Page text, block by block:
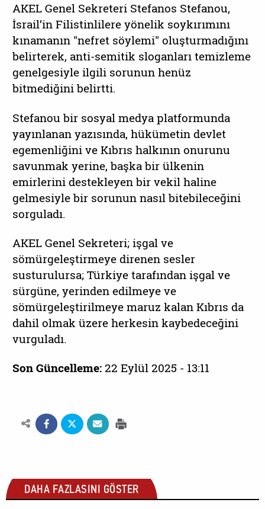
AKEL Genel Sekreteri Stefanos Stefanou,
İsrail’in Filistinlilere yönelik soykırımını
kınamanın "nefret söylemi" oluşturmadığını
belirterek, anti-semitik sloganları temizleme
genelgesiyle ilgili sorunun henüz
bitmediğini belirtti.
Stefanou bir sosyal medya platformunda
yayınlanan yazısında, hükümetin devlet
egemenliğini ve Kıbrıs halkının onurunu
savunmak yerine, başka bir ülkenin
emirlerini destekleyen bir vekil haline
gelmesiyle bir sorunun nasıl bitebileceğini
sorguladı.
AKEL Genel Sekreteri; işgal ve
sömürgeleştirmeye direnen sesler
susturulursa; Türkiye tarafından işgal ve
sürgüne, yerinden edilmeye ve
sömürgeleştirilmeye maruz kalan Kıbrıs da
dahil olmak üzere herkesin kaybedeceğini
vurguladı.
Son Güncelleme:22 Eylül 2025 - 13:11
DAHA FAZLASINI GÖSTER